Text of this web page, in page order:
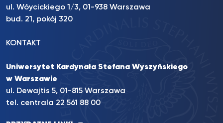
ul. Wóycickiego 1/3, 01-938 Warszawa
bud. 21, pokój 320
KONTAKT
Uniwersytet Kardynała Stefana Wyszyńskiego
w Warszawie
ul. Dewajtis 5, 01-815 Warszawa
tel. centrala 22 561 88 00